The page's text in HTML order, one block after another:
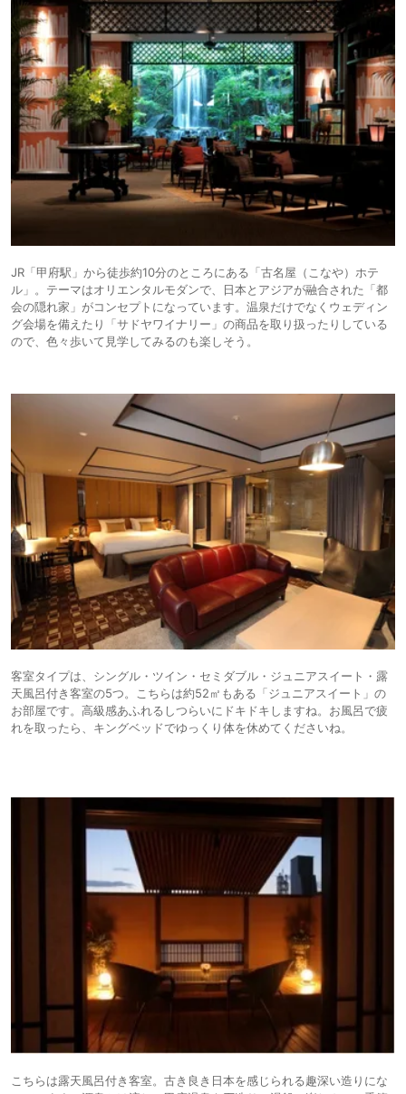
JR「甲府駅」から徒歩約10分のところにある「古名屋（こなや）ホテ
ル」。テーマはオリエンタルモダンで、日本とアジアが融合された「都
会の隠れ家」がコンセプトになっています。温泉だけでなくウェディン
グ会場を備えたり「サドヤワイナリー」の商品を取り扱ったりしている
ので、色々歩いて見学してみるのも楽しそう。
客室タイプは、シングル・ツイン・セミダブル・ジュニアスイート・露
天風呂付き客室の5つ。こちらは約52㎡もある「ジュニアスイート」の
お部屋です。高級感あふれるしつらいにドキドキしますね。お風呂で疲
れを取ったら、キングベッドでゆっくり体を休めてくださいね。
こちらは露天風呂付き客室。古き良き日本を感じられる趣深い造りにな